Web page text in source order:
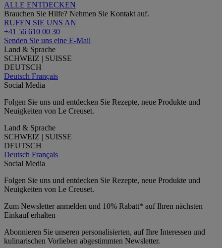
ALLE ENTDECKEN
Brauchen Sie Hilfe? Nehmen Sie Kontakt auf.
RUFEN SIE UNS AN
+41 56 610 00 30
Senden Sie uns eine E-Mail
Land & Sprache
SCHWEIZ | SUISSE
DEUTSCH
Deutsch Français
Social Media
Folgen Sie uns und entdecken Sie Rezepte, neue Produkte und
Neuigkeiten von Le Creuset.
Land & Sprache
SCHWEIZ | SUISSE
DEUTSCH
Deutsch Français
Social Media
Folgen Sie uns und entdecken Sie Rezepte, neue Produkte und
Neuigkeiten von Le Creuset.
Zum Newsletter anmelden und 10% Rabatt* auf Ihren nächsten
Einkauf erhalten
Abonnieren Sie unseren personalisierten, auf Ihre Interessen und
kulinarischen Vorlieben abgestimmten Newsletter.